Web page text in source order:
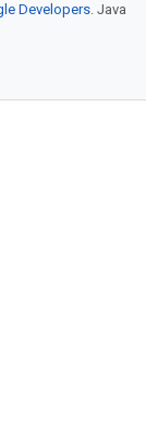
Developers. Java